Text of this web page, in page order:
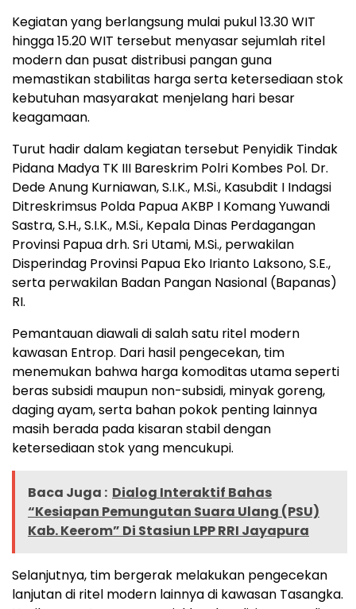
Kegiatan yang berlangsung mulai pukul 13.30 WIT
hingga 15.20 WIT tersebut menyasar sejumlah ritel
modern dan pusat distribusi pangan guna
memastikan stabilitas harga serta ketersediaan stok
kebutuhan masyarakat menjelang hari besar
keagamaan.
Turut hadir dalam kegiatan tersebut Penyidik Tindak
Pidana Madya TK III Bareskrim Polri Kombes Pol. Dr.
Dede Anung Kurniawan, S.I.K., M.Si., Kasubdit I Indagsi
Ditreskrimsus Polda Papua AKBP I Komang Yuwandi
Sastra, S.H., S.I.K., M.Si., Kepala Dinas Perdagangan
Provinsi Papua drh. Sri Utami, M.Si., perwakilan
Disperindag Provinsi Papua Eko Irianto Laksono, S.E.,
serta perwakilan Badan Pangan Nasional (Bapanas)
RI.
Pemantauan diawali di salah satu ritel modern
kawasan Entrop. Dari hasil pengecekan, tim
menemukan bahwa harga komoditas utama seperti
beras subsidi maupun non-subsidi, minyak goreng,
daging ayam, serta bahan pokok penting lainnya
masih berada pada kisaran stabil dengan
ketersediaan stok yang mencukupi.
Baca Juga : Dialog Interaktif Bahas
“Kesiapan Pemungutan Suara Ulang (PSU)
Kab. Keerom” Di Stasiun LPP RRI Jayapura
Selanjutnya, tim bergerak melakukan pengecekan
lanjutan di ritel modern lainnya di kawasan Tasangka.